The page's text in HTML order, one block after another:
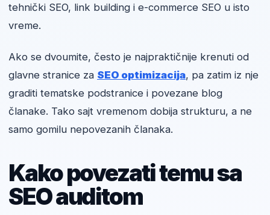
tehnički SEO, link building i e-commerce SEO u isto
vreme.
Ako se dvoumite, često je najpraktičnije krenuti od
glavne stranice za SEO optimizacija, pa zatim iz nje
graditi tematske podstranice i povezane blog
članake. Tako sajt vremenom dobija strukturu, a ne
samo gomilu nepovezanih članaka.
Kako povezati temu sa
SEO auditom